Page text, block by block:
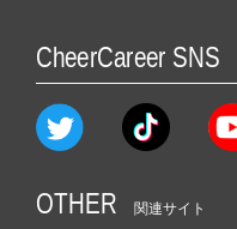
CheerCareer SNS
OTHER 関連サイト